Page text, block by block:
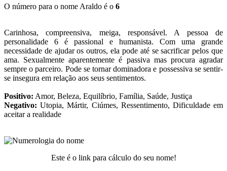
O número para o nome Araldo é o 6
Carinhosa, compreensiva, meiga, responsável. A pessoa de
personalidade 6 é passional e humanista. Com uma grande
necessidade de ajudar os outros, ela pode até se sacrificar pelos que
ama. Sexualmente aparentemente é passiva mas procura agradar
sempre o parceiro. Pode se tornar dominadora e possessiva se sentir-
se insegura em relação aos seus sentimentos.
Positivo: Amor, Beleza, Equilíbrio, Família, Saúde, Justiça
Negativo: Utopia, Mártir, Ciúmes, Ressentimento, Dificuldade em
aceitar a realidade
Este é o link para cálculo do seu nome!